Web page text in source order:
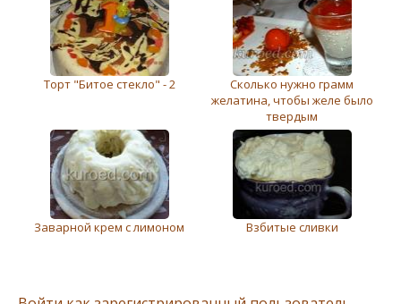
Торт "Битое стекло" - 2
Сколько нужно грамм
желатина, чтобы желе было
твердым
Заварной крем с лимоном Взбитые сливки